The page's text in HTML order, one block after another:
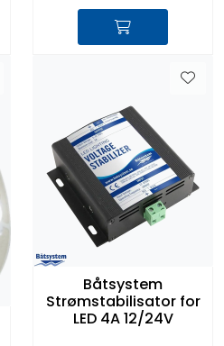
Båtsystem
Strømstabilisator for
LED 4A 12/24V